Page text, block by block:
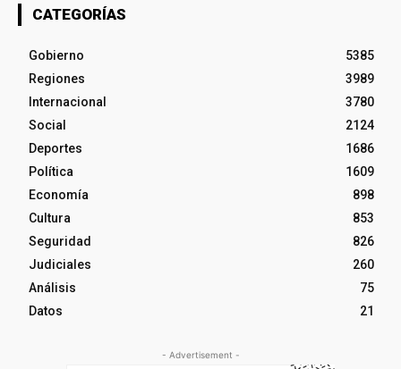
CATEGORÍAS
Gobierno
5385
Regiones
3989
Internacional
3780
Social
2124
Deportes
1686
Política
1609
Economía
898
Cultura
853
Seguridad
826
Judiciales
260
Análisis
75
Datos
21
- Advertisement -